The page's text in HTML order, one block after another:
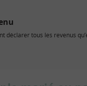
déclarer tous les revenus